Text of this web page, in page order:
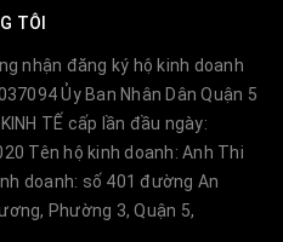
yêu của bạn.
TÔI
nhận đăng ký hộ kinh doanh
Ủy Ban Nhân Dân Quận 5
KINH TẾ cấp lần đầu ngày:
Tên hộ kinh doanh: Anh Thi
doanh: số 401 đường An
Phường 3, Quận 5,